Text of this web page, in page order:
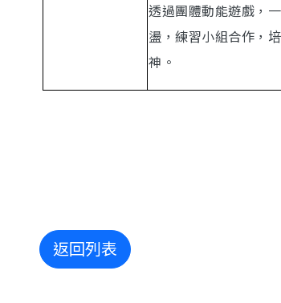
透過團體動能遊戲，
盪，練習小組合作，
神。
返回列表